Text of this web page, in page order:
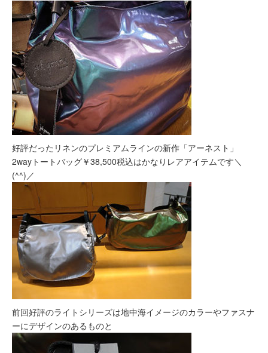
好評だったリネンのプレミアムラインの新作「アーネスト」
2wayトートバッグ￥38,500税込はかなりレアアイテムです＼
(^^)／
前回好評のライトシリーズは地中海イメージのカラーやファスナ
ーにデザインのあるものと